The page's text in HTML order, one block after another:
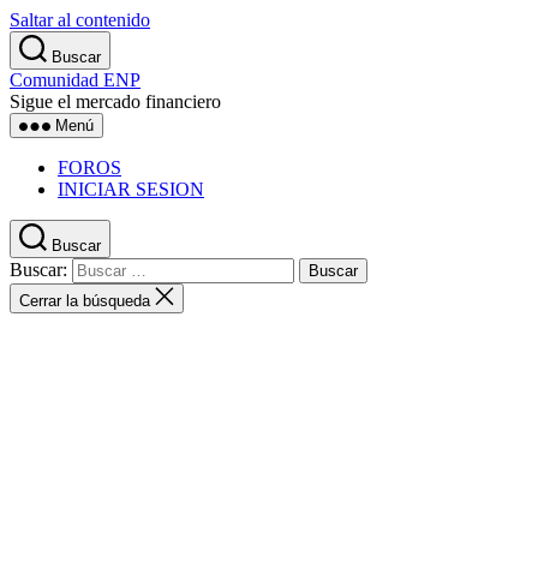
Saltar al contenido
Buscar
Comunidad ENP
Sigue el mercado financiero
Menú
FOROS
INICIAR SESION
Buscar
Buscar:
Cerrar la búsqueda